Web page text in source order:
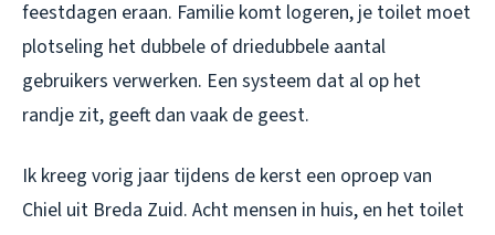
feestdagen eraan. Familie komt logeren, je toilet moet
plotseling het dubbele of driedubbele aantal
gebruikers verwerken. Een systeem dat al op het
randje zit, geeft dan vaak de geest.
Ik kreeg vorig jaar tijdens de kerst een oproep van
Chiel uit Breda Zuid. Acht mensen in huis, en het toilet